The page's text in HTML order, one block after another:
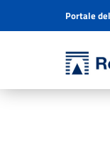
Progetti PNRR – TNE - Università Roma Tre
Header info sidebar
Portale